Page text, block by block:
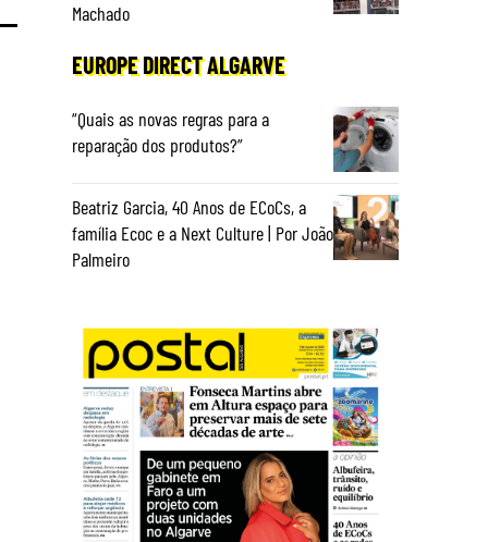
Machado
EUROPE DIRECT ALGARVE
“Quais as novas regras para a
reparação dos produtos?”
Beatriz Garcia, 40 Anos de ECoCs, a
família Ecoc e a Next Culture | Por João
Palmeiro